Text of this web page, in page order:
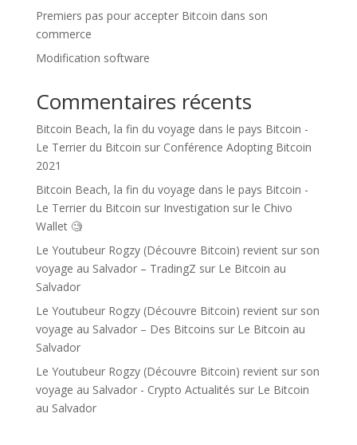
Premiers pas pour accepter Bitcoin dans son
commerce
Modification software
Commentaires récents
Bitcoin Beach, la fin du voyage dans le pays Bitcoin -
Le Terrier du Bitcoin sur Conférence Adopting Bitcoin
2021
Bitcoin Beach, la fin du voyage dans le pays Bitcoin -
Le Terrier du Bitcoin sur Investigation sur le Chivo
Wallet 🧐
Le Youtubeur Rogzy (Découvre Bitcoin) revient sur son
voyage au Salvador – TradingZ sur Le Bitcoin au
Salvador
Le Youtubeur Rogzy (Découvre Bitcoin) revient sur son
voyage au Salvador – Des Bitcoins sur Le Bitcoin au
Salvador
Le Youtubeur Rogzy (Découvre Bitcoin) revient sur son
voyage au Salvador - Crypto Actualités sur Le Bitcoin
au Salvador